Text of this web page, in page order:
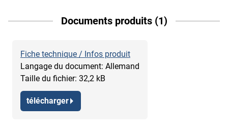
Documents produits (1)
Fiche technique / Infos produit
Langage du document: Allemand
Taille du fichier: 32,2 kB
télécharger